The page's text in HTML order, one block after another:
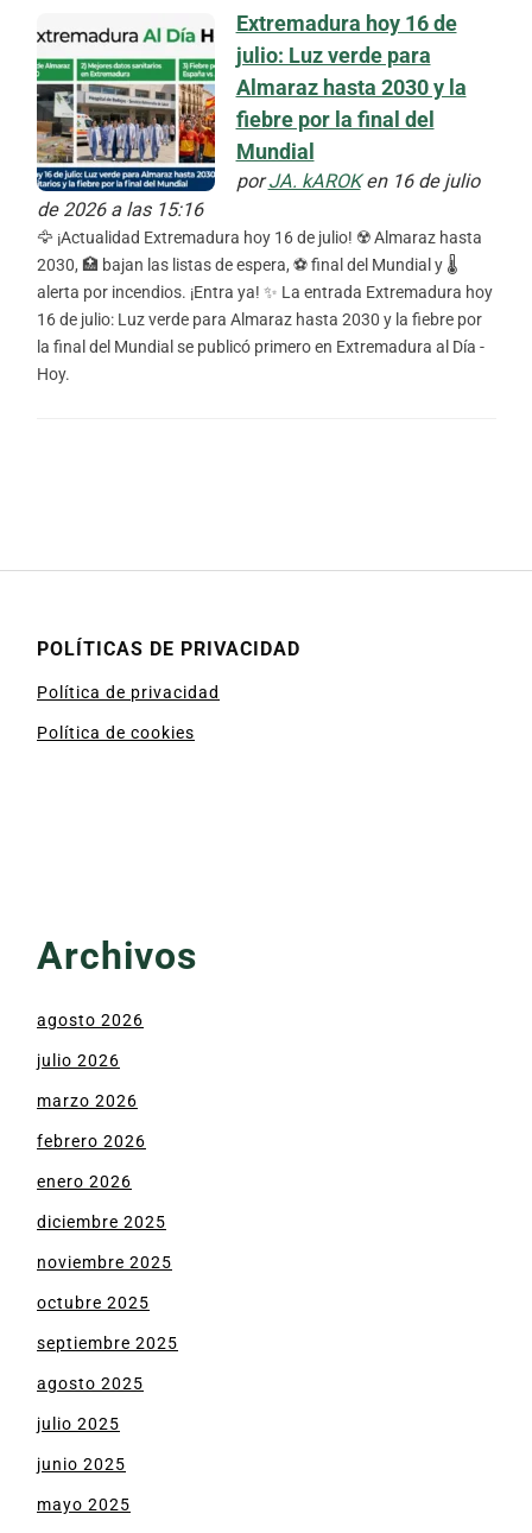
Extremadura hoy 16 de
julio: Luz verde para
Almaraz hasta 2030 y la
fiebre por la final del
Mundial
porJA. kAROKen 16 de julio
de 2026 a las 15:16
🦅 ¡Actualidad Extremadura hoy 16 de julio! ☢️ Almaraz hasta
2030, 🏥 bajan las listas de espera, ⚽ final del Mundial y 🌡️
alerta por incendios. ¡Entra ya! ✨ La entrada Extremadura hoy
16 de julio: Luz verde para Almaraz hasta 2030 y la fiebre por
la final del Mundial se publicó primero en Extremadura al Día -
Hoy.
POLÍTICAS DE PRIVACIDAD
Política de privacidad
Política de cookies
Archivos
agosto 2026
julio 2026
marzo 2026
febrero 2026
enero 2026
diciembre 2025
noviembre 2025
octubre 2025
septiembre 2025
agosto 2025
julio 2025
junio 2025
mayo 2025